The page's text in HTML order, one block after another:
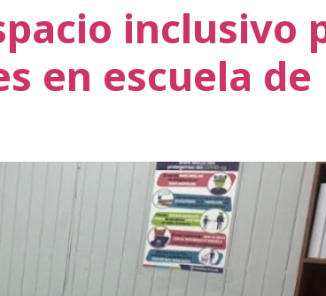
inclusivo
en escuela de